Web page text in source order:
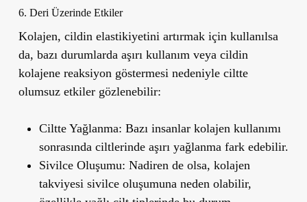
6. Deri Üzerinde Etkiler
Kolajen, cildin elastikiyetini artırmak için kullanılsa
da, bazı durumlarda aşırı kullanım veya cildin
kolajene reaksiyon göstermesi nedeniyle ciltte
olumsuz etkiler gözlenebilir:
Ciltte Yağlanma: Bazı insanlar kolajen kullanımı
sonrasında ciltlerinde aşırı yağlanma fark edebilir.
Sivilce Oluşumu: Nadiren de olsa, kolajen
takviyesi sivilce oluşumuna neden olabilir,